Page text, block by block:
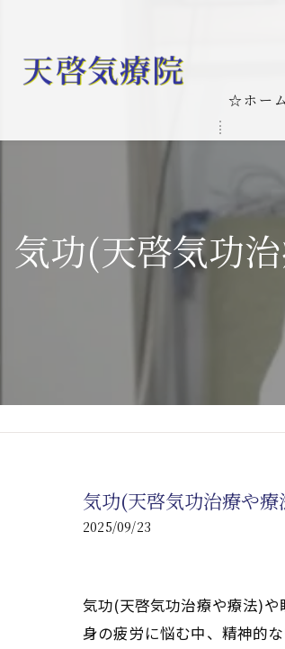
☆ホーム
線
難病の
難
肝臓の
肝
心臓の
腎臓の
気功(天啓気功
気功(天啓気功治療や
2025/09/23
気功(天啓気功治療や療法)
身の疲労に悩む中、精神的